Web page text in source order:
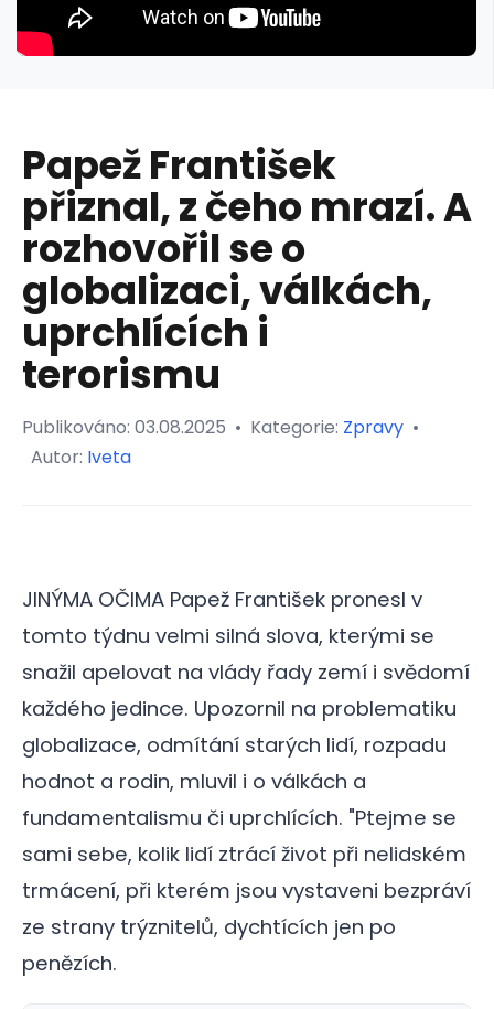
Papež František
přiznal, z čeho mrazí. A
rozhovořil se o
globalizaci, válkách,
uprchlících i
terorismu
Publikováno: 03.08.2025 • Kategorie: Zpravy •
Autor: Iveta
JINÝMA OČIMA Papež František pronesl v
tomto týdnu velmi silná slova, kterými se
snažil apelovat na vlády řady zemí i svědomí
každého jedince. Upozornil na problematiku
globalizace, odmítání starých lidí, rozpadu
hodnot a rodin, mluvil i o válkách a
fundamentalismu či uprchlících. "Ptejme se
sami sebe, kolik lidí ztrácí život při nelidském
trmácení, při kterém jsou vystaveni bezpráví
ze strany trýznitelů, dychtících jen po
penězích.